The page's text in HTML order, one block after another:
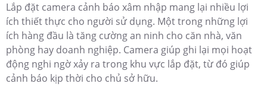
Lắp đặt camera cảnh báo xâm nhập mang lại nhiều lợi
ích thiết thực cho người sử dụng. Một trong những lợi
ích hàng đầu là tăng cường an ninh cho căn nhà, văn
phòng hay doanh nghiệp. Camera giúp ghi lại mọi hoạt
động nghi ngờ xảy ra trong khu vực lắp đặt, từ đó giúp
cảnh báo kịp thời cho chủ sở hữu.